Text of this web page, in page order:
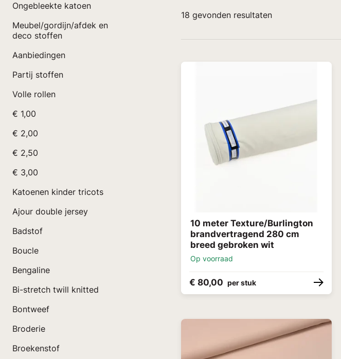
Ongebleekte katoen
Meubel/gordijn/afdek en
deco stoffen
Aanbiedingen
Partij stoffen
Volle rollen
€ 1,00
€ 2,00
€ 2,50
€ 3,00
Katoenen kinder tricots
Ajour double jersey
Badstof
Boucle
Bengaline
Bi-stretch twill knitted
Bontweef
Broderie
Broekenstof
18 gevonden resultaten
10 meter Texture/Burlington
brandvertragend 280 cm
breed gebroken wit
Op voorraad
€ 80,00 per stuk